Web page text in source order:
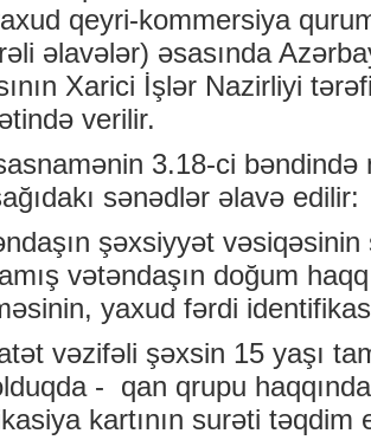
qeyri-kommersiya
əlavələr) əsasında
Xarici İşlər Nazirliyi
verilir.
3.18-ci bəndində
sənədlər əlavə edilir:
şəxsiyyət
vətəndaşın doğum
yaxud fərdi
vəzifəli şəxsin 15 yaşı
- qan qrupu
kartının surəti təqdim